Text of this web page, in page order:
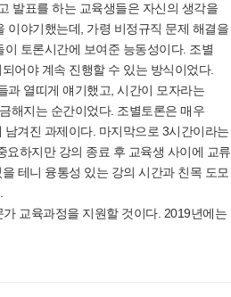
발표를 하는 교육생들은 자신의 생각을
이야기했는데, 가령 비정규직 문제 해결을
토론시간에 보여준 능동성이다. 조별
어야 계속 진행할 수 있는 방식이었다.
과 열띠게 얘기했고, 시간이 모자라는
해지는 순간이었다. 조별토론은 매우
겨진 과제이다. 마지막으로 3시간이라는
요하지만 강의 종료 후 교육생 사이에 교류
테니 융통성 있는 강의 시간과 친목 도모
교육과정을 지원할 것이다. 2019년에는